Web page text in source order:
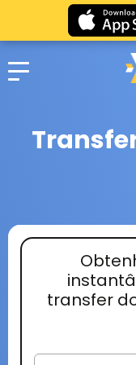
transfer